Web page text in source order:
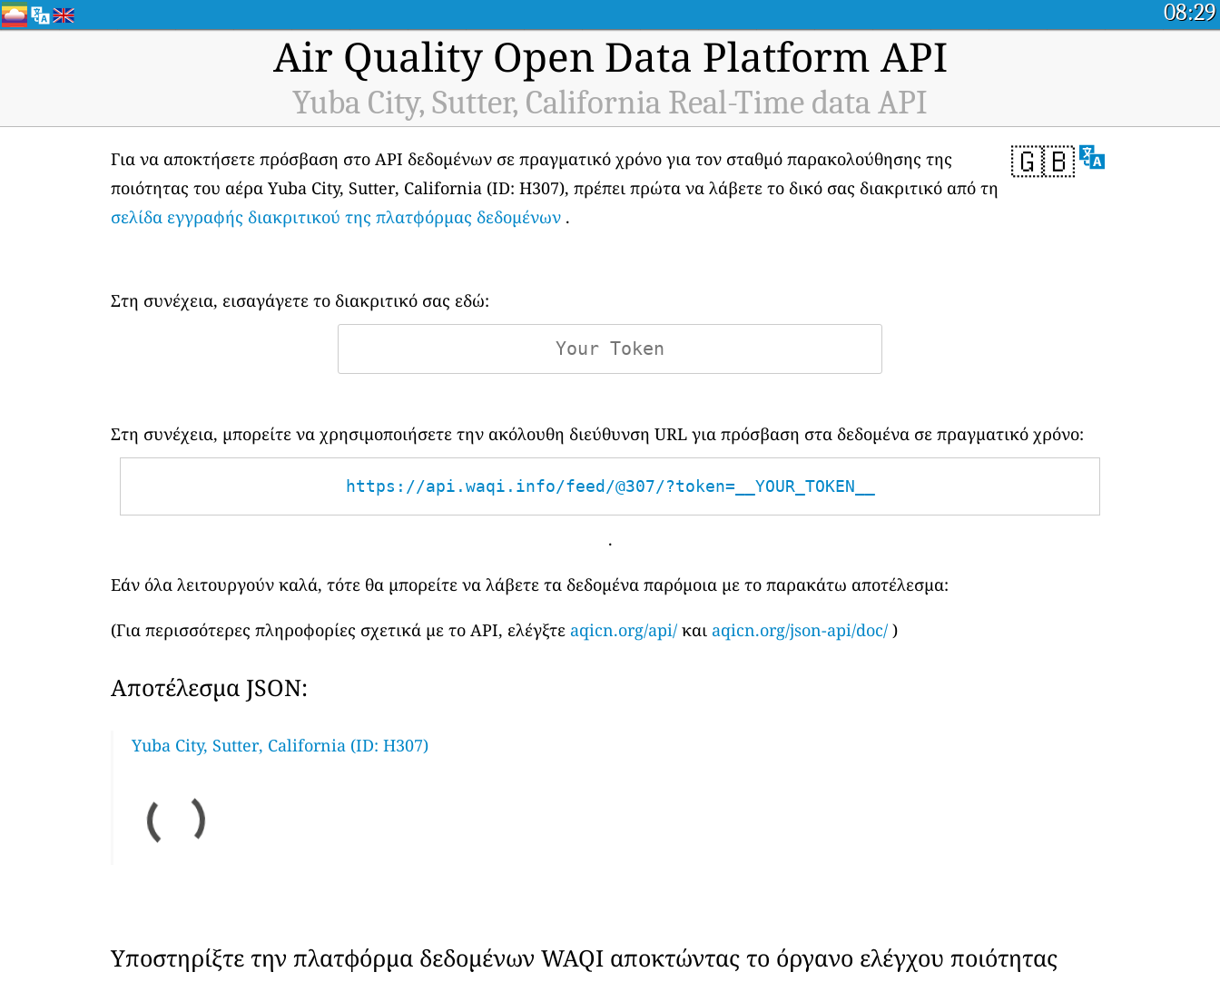
08:29
Air Quality Open Data Platform API
Yuba City, Sutter, California Real-Time data API
🇬🇧
Για να αποκτήσετε πρόσβαση στο API δεδομένων σε πραγματικό χρόνο για τον σταθμό παρακολούθησης της
ποιότητας του αέρα Yuba City, Sutter, California (ID: H307), πρέπει πρώτα να λάβετε το δικό σας διακριτικό από τη
σελίδα εγγραφής διακριτικού της πλατφόρμας δεδομένων .
Στη συνέχεια, εισαγάγετε το διακριτικό σας εδώ:
Στη συνέχεια, μπορείτε να χρησιμοποιήσετε την ακόλουθη διεύθυνση URL για πρόσβαση στα δεδομένα σε πραγματικό χρόνο:
https://api.waqi.info/feed/@307/?token=__YOUR_TOKEN__
.
Εάν όλα λειτουργούν καλά, τότε θα μπορείτε να λάβετε τα δεδομένα παρόμοια με το παρακάτω αποτέλεσμα:
(Για περισσότερες πληροφορίες σχετικά με το API, ελέγξτε aqicn.org/api/ και aqicn.org/json-api/doc/ )
Αποτέλεσμα JSON:
Yuba City, Sutter, California (ID: H307)
Υποστηρίξτε την πλατφόρμα δεδομένων WAQI αποκτώντας το όργανο ελέγχου ποιότητας